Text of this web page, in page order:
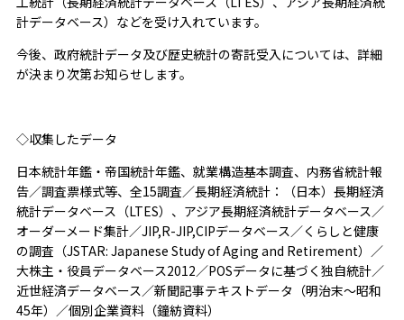
計データベース）などを受け入れています。
今後、政府統計データ及び歴史統計の寄託受入については、詳細
が決まり次第お知らせします。
◇収集したデータ
日本統計年鑑・帝国統計年鑑、就業構造基本調査、内務省統計報
告／調査票様式等、全15調査／長期経済統計：（日本）長期経済
統計データベース（LTES）、アジア長期経済統計データベース／
オーダーメード集計／JIP,R-JIP,CIPデータベース／くらしと健康
の調査（JSTAR: Japanese Study of Aging and Retirement）／
大株主・役員データベース2012／POSデータに基づく独自統計／
近世経済データベース／新聞記事テキストデータ（明治末～昭和
45年）／個別企業資料（鐘紡資料）